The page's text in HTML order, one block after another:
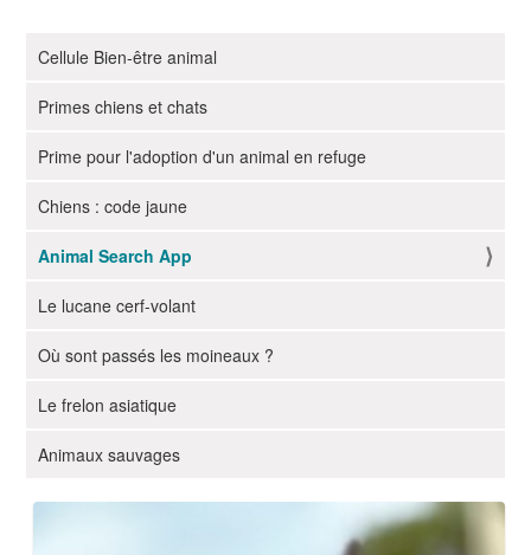
N
v
i
a
i
o
Cellule Bien-être animal
Primes chiens et chats
Prime pour l'adoption d'un animal en refuge
Chiens : code jaune
Animal Search App
Le lucane cerf-volant
Où sont passés les moineaux ?
Le frelon asiatique
Animaux sauvages